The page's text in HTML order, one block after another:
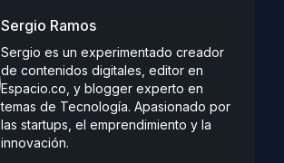
Sergio Ramos
Sergio es un experimentado creador
de contenidos digitales, editor en
Espacio.co, y blogger experto en
temas de Tecnología. Apasionado por
las startups, el emprendimiento y la
innovación.